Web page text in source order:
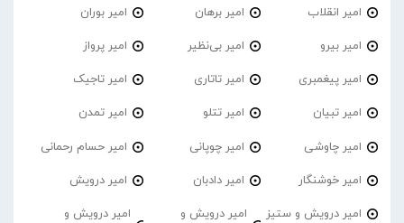
امیر انقلاب امیر برهان امیر‌ بوران
امیر بیرو امیر بی‌نظیر امیر پرواز
امیر پیغمبری امیر تاتاری امیر تاجیک
امیر تبیان امیر تتلو امیر تمدن
امیر چاوشی امیر چوپانی امیر حسام رحمانی
امیر خوشنگار امیر دادبان امیر درویش
امیر درویش و ستیز
امیر درویش و
امیر درویش و